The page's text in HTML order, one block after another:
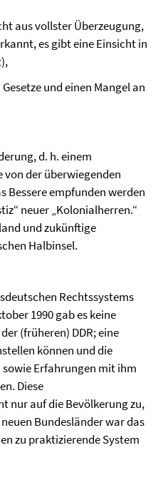
aus vollster Überzeugung,
es gibt eine Einsicht in
und einen Mangel an
d. h. einem
von der überwiegenden
Bessere empfunden werden
neuer „Kolonialherren.“
und zukünftige
Halbinsel.
Rechtssystems
1990 gab es keine
(früheren) DDR; eine
können und die
sowie Erfahrungen mit ihm
Diese
nur auf die Bevölkerung zu,
Bundesländer war das
zu praktizierende System